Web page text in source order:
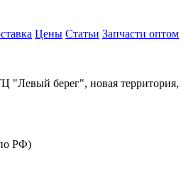
Цены Статьи Запчасти оптом
берег", новая территория,
РФ)